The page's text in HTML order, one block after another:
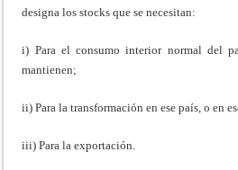
designa los stocks que se necesitan:
i) Para el consumo interior normal del
mantienen;
ii) Para la transformación en ese país, o en
iii) Para la exportación.